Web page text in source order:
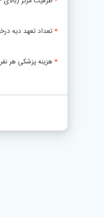
تعداد تعهد دیه
هزینه پزشکی هر